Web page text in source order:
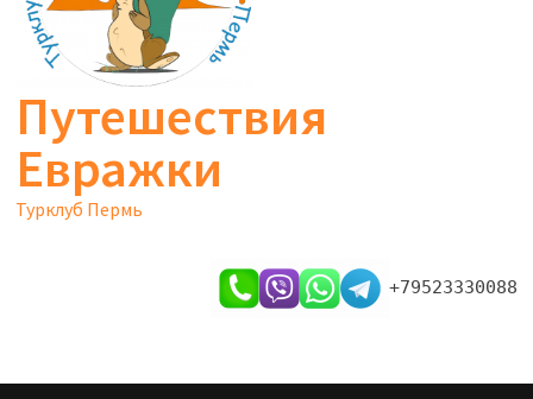
Путешествия
Евражки
Турклуб Пермь
+79523330088